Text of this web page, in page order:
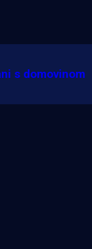
s domovinom